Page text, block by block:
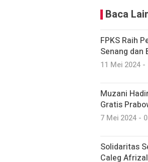
Baca
FPKS Raih
Senang dan
11 Mei 2024 -
Muzani
Gratis
7 Mei 2024 -
Solidaritas
Caleg